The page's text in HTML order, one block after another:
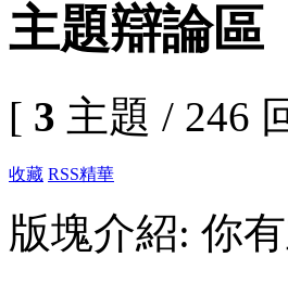
主題辯論區
[ 3 主題 / 246
收藏 RSS精華
版塊介紹: 你